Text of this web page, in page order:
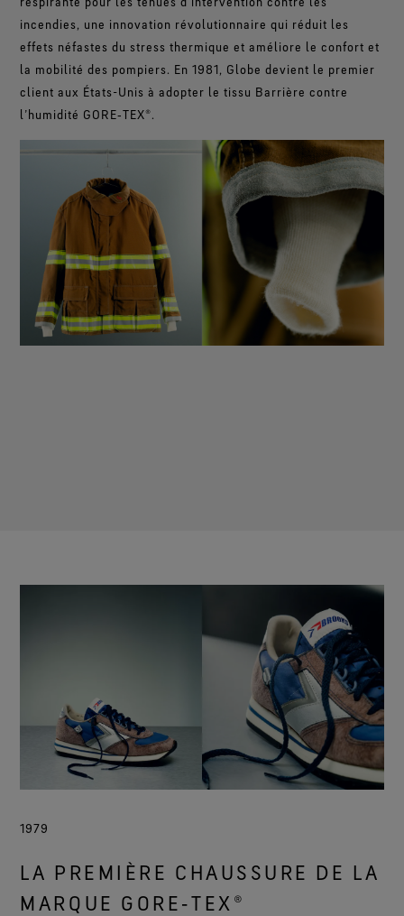
incendies, une innovation révolutionnaire qui réduit les
effets néfastes du stress thermique et améliore le confort et
la mobilité des pompiers. En 1981, Globe devient le premier
client aux États-Unis à adopter le tissu Barrière contre
l’humidité GORE‑TEX®.
1979
LA PREMIÈRE CHAUSSURE DE LA
MARQUE GORE‑TEX®